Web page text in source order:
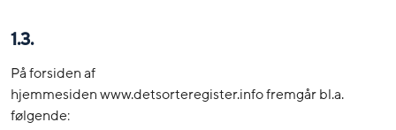
1.3.
På forsiden af
hjemmesiden www.detsorteregister.info fremgår bl.a.
følgende: